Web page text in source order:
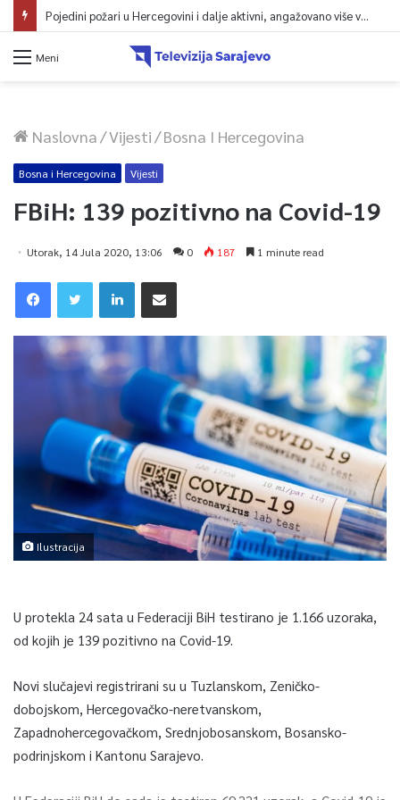
Pojedini požari u Hercegovini i dalje aktivni, angažovano više vatrogasaca i helikopter
Meni
Naslovna/Vijesti/Bosna I Hercegovina
Bosna i Hercegovina Vijesti
FBiH: 139 pozitivno na Covid-19
Utorak, 14 Jula 2020, 13:06 0 187 1 minute read
Ilustracija
U protekla 24 sata u Federaciji BiH testirano je 1.166 uzoraka,
od kojih je 139 pozitivno na Covid-19.
Novi slučajevi registrirani su u Tuzlanskom, Zeničko-
dobojskom, Hercegovačko-neretvanskom,
Zapadnohercegovačkom, Srednjobosanskom, Bosansko-
podrinjskom i Kantonu Sarajevo.